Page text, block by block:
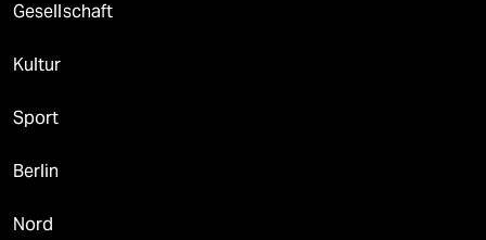
Gesellschaft
Kultur
Sport
Berlin
Nord